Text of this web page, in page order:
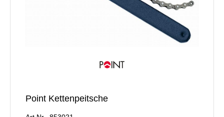
Point Kettenpeitsche